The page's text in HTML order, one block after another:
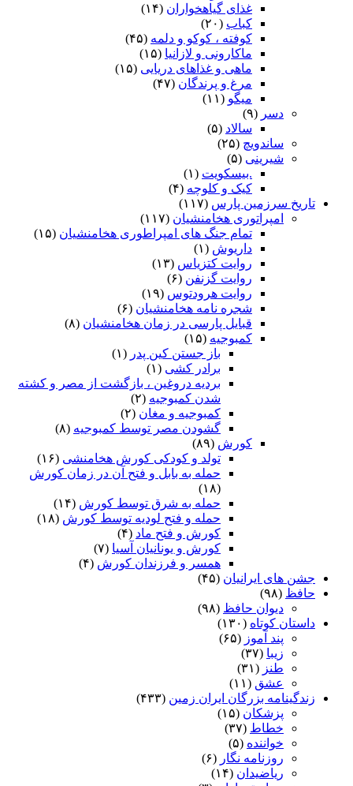
غذای گیاهخواران (۱۴)
کباب (۲۰)
کوفته ، کوکو و دلمه (۴۵)
ماکارونی و لازانیا (۱۵)
ماهی و غذاهای دریایی (۱۵)
مرغ و پرندگان (۴۷)
میگو (۱۱)
دسر (۹)
سالاد (۵)
ساندویچ (۲۵)
شیرینی (۵)
.بیسکویت (۱)
کیک و کلوچه (۴)
تاریخ سرزمین پارس (۱۱۷)
امپراتوری هخامنشیان (۱۱۷)
تمام جنگ های امپراطوری هخامنشیان (۱۵)
داریوش (۱)
روایت کتزیاس (۱۳)
روایت گزنفن (۶)
روایت هرودتوس (۱۹)
شجره نامه هخامنشیان (۶)
قبایل پارسی در زمان هخامنشیان (۸)
کمبوجیه (۱۵)
باز جستن کین پدر (۱)
برادر کشی (۱)
بردیه دروغین ، بازگشت از مصر و کشته
شدن کمبوجیه (۲)
کمبوجیه و مغان (۲)
گشودن مصر توسط کمبوجیه (۸)
کورش (۸۹)
تولد و کودکی کورش هخامنشی (۱۶)
حمله به بابل و فتح آن در زمان کورش
(۱۸)
حمله به شرق توسط کورش (۱۴)
حمله و فتح لودیه توسط کورش (۱۸)
کورش و فتح ماد (۴)
کورش و یونانیان آسیا (۷)
همسر و فرزندان کورش (۴)
جشن های ایرانیان (۴۵)
حافظ (۹۸)
دیوان حافظ (۹۸)
داستان کوتاه (۱۳۰)
پند آموز (۶۵)
زیبا (۳۷)
طنز (۳۱)
عشق (۱۱)
زندگینامه بزرگان ایران زمین (۴۳۳)
پزشکان (۱۵)
خطاط (۳۷)
خواننده (۵)
روزنامه نگار (۶)
ریاضیدان (۱۴)